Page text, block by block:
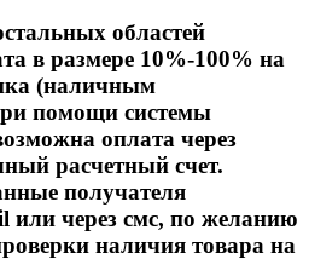
областей
в размере 10%-100% на
(наличным
помощи системы
оплата через
расчетный счет.
получателя
или через смс, по желанию
наличия товара на